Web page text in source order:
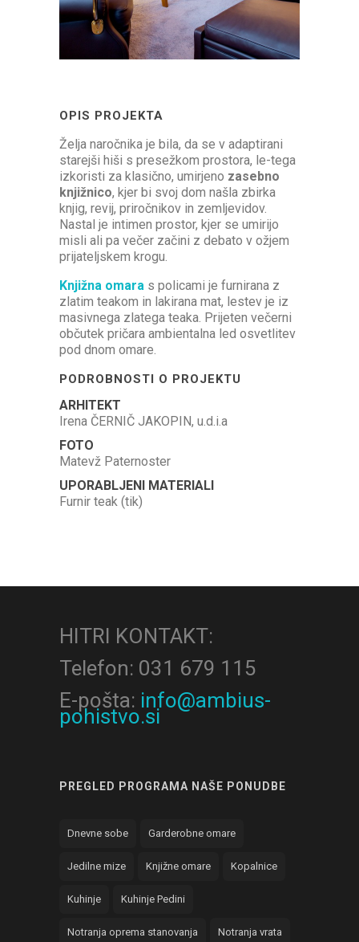
OPIS PROJEKTA
Želja naročnika je bila, da se v adaptirani
starejši hiši s presežkom prostora, le-tega
izkoristi za klasično, umirjeno zasebno
knjižnico, kjer bi svoj dom našla zbirka
knjig, revij, priročnikov in zemljevidov.
Nastal je intimen prostor, kjer se umirijo
misli ali pa večer začini z debato v ožjem
prijateljskem krogu.
Knjižna omara s policami je furnirana z
zlatim teakom in lakirana mat, lestev je iz
masivnega zlatega teaka. Prijeten večerni
občutek pričara ambientalna led osvetlitev
pod dnom omare.
PODROBNOSTI O PROJEKTU
ARHITEKT
Irena ČERNIČ JAKOPIN, u.d.i.a
FOTO
Matevž Paternoster
UPORABLJENI MATERIALI
Furnir teak (tik)
HITRI KONTAKT:
Telefon: 031 679 115
E-pošta: info@ambius-
pohistvo.si
PREGLED PROGRAMA NAŠE PONUDBE
Dnevne sobe Garderobne omare
Jedilne mize Knjižne omare Kopalnice
Kuhinje Kuhinje Pedini
Notranja oprema stanovanja Notranja vrata